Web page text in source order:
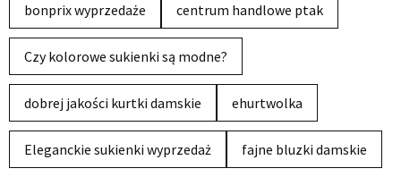
bonprix wyprzedaże centrum handlowe ptak
Czy kolorowe sukienki są modne?
dobrej jakości kurtki damskie ehurtwolka
Eleganckie sukienki wyprzedaż fajne bluzki damskie